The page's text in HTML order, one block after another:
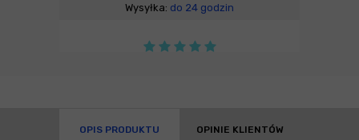
Wysyłka: do 24 godzin
OPIS PRODUKTU OPINIE KLIENTÓW